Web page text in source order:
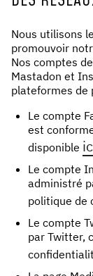
Nous utilisons
promouvoir
Nos comptes
Mastadon et
plateformes de
Le compte
est
disponible
Le compte
administré
politique de
Le compte
par Twitter,